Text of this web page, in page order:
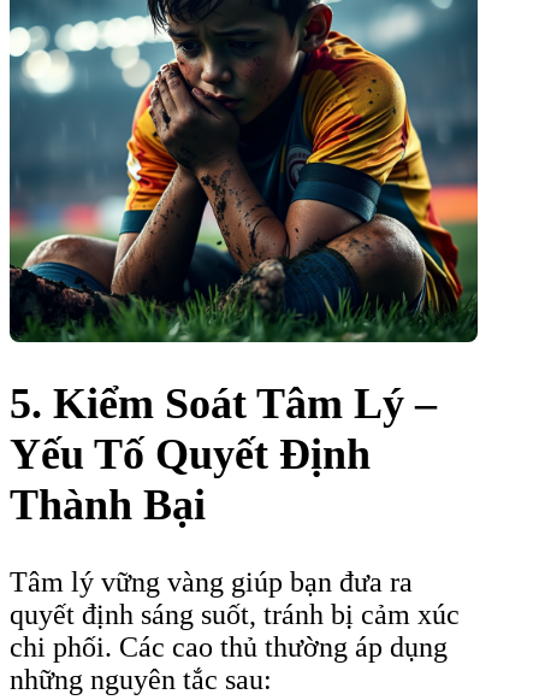
5. Kiểm Soát Tâm Lý –
Yếu Tố Quyết Định
Thành Bại
Tâm lý vững vàng giúp bạn đưa ra
quyết định sáng suốt, tránh bị cảm xúc
chi phối. Các cao thủ thường áp dụng
những nguyên tắc sau: